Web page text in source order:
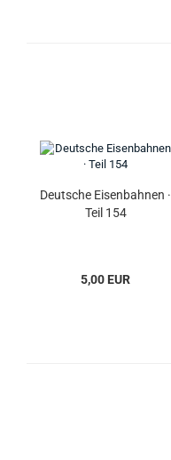
Deutsche Eisenbahnen ·
Teil 154
5,00 EUR